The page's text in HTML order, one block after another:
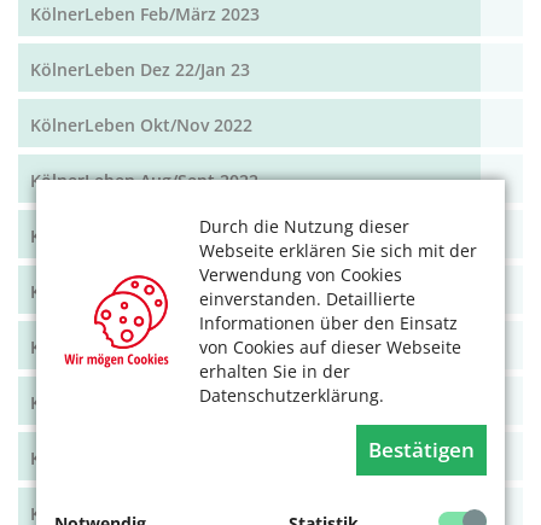
Durch die Nutzung dieser
Webseite erklären Sie sich mit der
Verwendung von Cookies
einverstanden. Detaillierte
Informationen über den Einsatz
von Cookies auf dieser Webseite
erhalten Sie in der
Datenschutzerklärung.
Bestätigen
KölnerLeben Feb/März 2023
KölnerLeben Dez 22/Jan 23
KölnerLeben Okt/Nov 2022
KölnerLeben Aug/Sept 2022
KölnerLeben Juni/Juli 2022
KölnerLeben April/Mai 2022
KölnerLeben Feb/März 2022
KölnerLeben Dez 21/Jan 22
KölnerLeben Okt/Nov 2021
KölnerLeben Aug/Sept 2021